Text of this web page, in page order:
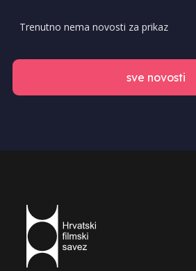
Trenutno nema novosti za prikaz
sve novosti